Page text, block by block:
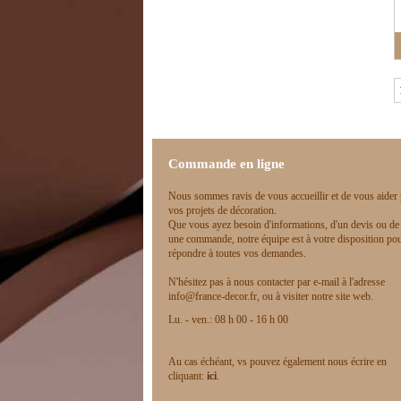
Commande en ligne
Nous sommes ravis de vous accueillir et de vous aider
vos projets de décoration.
Que vous ayez besoin d'informations, d'un devis ou de
une commande, notre équipe est à votre disposition
répondre à toutes vos demandes.
N'hésitez pas à nous contacter par e-mail à l'adresse
info@france-decor.fr, ou à visiter notre site web.
Lu. - ven.: 08 h 00 - 16 h 00
Au cas échéant, vs pouvez également nous écrire en
cliquant: ici.